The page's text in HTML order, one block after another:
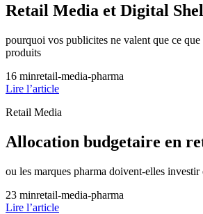
Retail Media et Digital
pourquoi vos publicites ne valent que ce
produits
16 minretail-media-pharma
Lire l’article
Retail Media
Allocation budgetaire en
ou les marques pharma doivent-elles investir
23 minretail-media-pharma
Lire l’article